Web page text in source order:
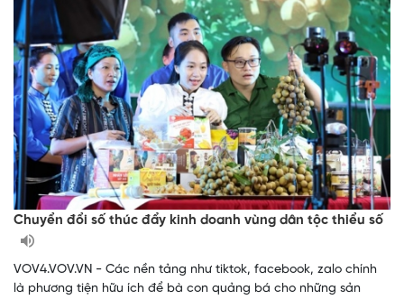
Chuyển đổi số thúc đẩy kinh doanh vùng dân tộc thiểu số
VOV4.VOV.VN - Các nền tảng như tiktok, facebook, zalo chính
là phương tiện hữu ích để bà con quảng bá cho những sản